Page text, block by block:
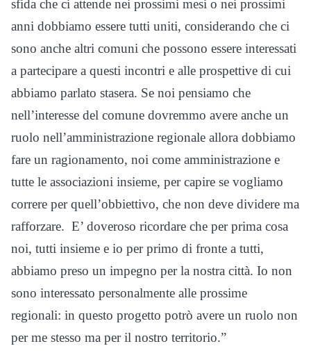
sfida che ci attende nei prossimi mesi o nei prossimi
anni dobbiamo essere tutti uniti, considerando che ci
sono anche altri comuni che possono essere interessati
a partecipare a questi incontri e alle prospettive di cui
abbiamo parlato stasera. Se noi pensiamo che
nell’interesse del comune dovremmo avere anche un
ruolo nell’amministrazione regionale allora dobbiamo
fare un ragionamento, noi come amministrazione e
tutte le associazioni insieme, per capire se vogliamo
correre per quell’obbiettivo, che non deve dividere ma
rafforzare. E’ doveroso ricordare che per prima cosa
noi, tutti insieme e io per primo di fronte a tutti,
abbiamo preso un impegno per la nostra città. Io non
sono interessato personalmente alle prossime
regionali: in questo progetto potrò avere un ruolo non
per me stesso ma per il nostro territorio.”